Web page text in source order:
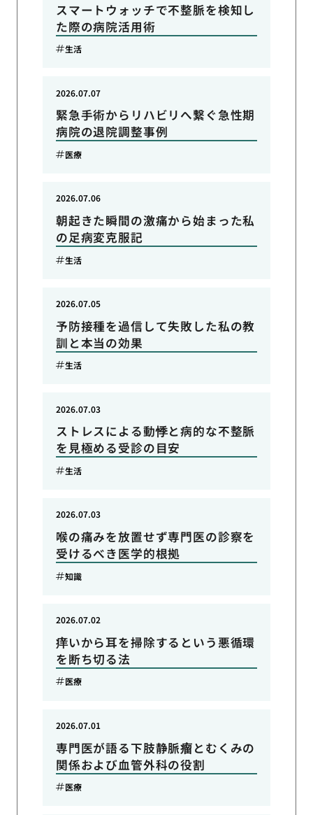
スマートウォッチで不整脈を検知し
た際の病院活用術
生活
緊急手術からリハビリへ繋ぐ急性期
病院の退院調整事例
2026.07.07
医療
朝起きた瞬間の激痛から始まった私
の足病変克服記
2026.07.06
生活
予防接種を過信して失敗した私の教
訓と本当の効果
2026.07.05
生活
ストレスによる動悸と病的な不整脈
を見極める受診の目安
2026.07.03
生活
喉の痛みを放置せず専門医の診察を
受けるべき医学的根拠
2026.07.03
知識
痒いから耳を掃除するという悪循環
を断ち切る法
2026.07.02
医療
専門医が語る下肢静脈瘤とむくみの
関係および血管外科の役割
2026.07.01
医療